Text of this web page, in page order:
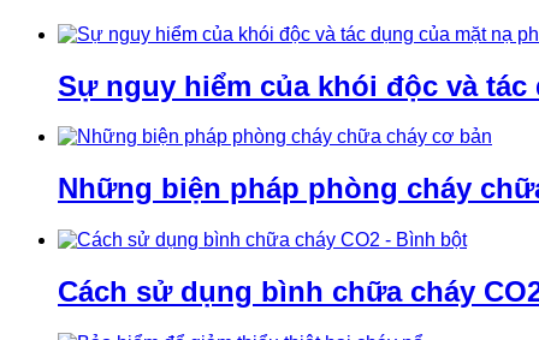
Sự nguy hiểm của khói độc và
Những biện pháp phòng cháy
Cách sử dụng bình chữa cháy